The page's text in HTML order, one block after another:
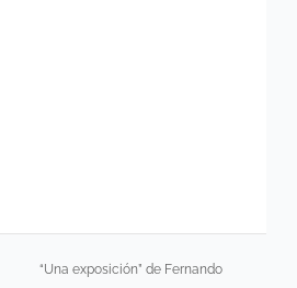
“Una exposición” de Fernando